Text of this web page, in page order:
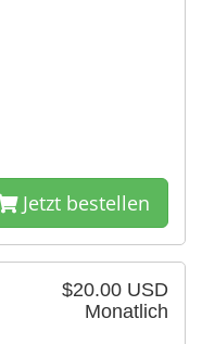
Jetzt bestellen
$20.00 USD
Monatlich